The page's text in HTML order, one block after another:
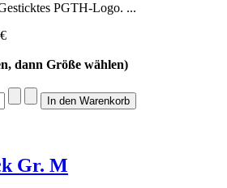
PGTH-Logo. ...
dann Größe wählen)
Gr. M